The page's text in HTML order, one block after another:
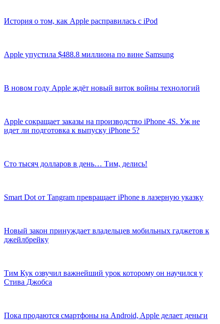
История о том, как Apple расправилась с iPod
Apple упустила $488.8 миллиона по вине Samsung
В новом году Apple ждёт новый виток войны технологий
Apple сокращает заказы на производство iPhone 4S. Уж не
идет ли подготовка к выпуску iPhone 5?
Сто тысяч долларов в день… Тим, делись!
Smart Dot от Tangram превращает iPhone в лазерную указку
Новый закон принуждает владельцев мобильных гаджетов к
джейлбрейку
Тим Кук озвучил важнейший урок которому он научился у
Стива Джобса
Пока продаются смартфоны на Android, Apple делает деньги